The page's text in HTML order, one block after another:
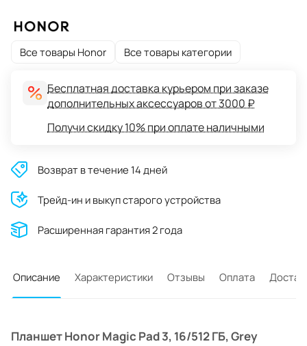
Все товары Honor Все товары категории
Бесплатная доставка курьером при заказе
дополнительных аксессуаров от 3000 ₽
Получи скидку 10% при оплате наличными
Возврат в течение 14 дней
Трейд-ин и выкуп старого устройства
Расширенная гарантия 2 года
Описание Характеристики Отзывы Оплата
Планшет Honor Magic Pad 3, 16/512 ГБ, Grey